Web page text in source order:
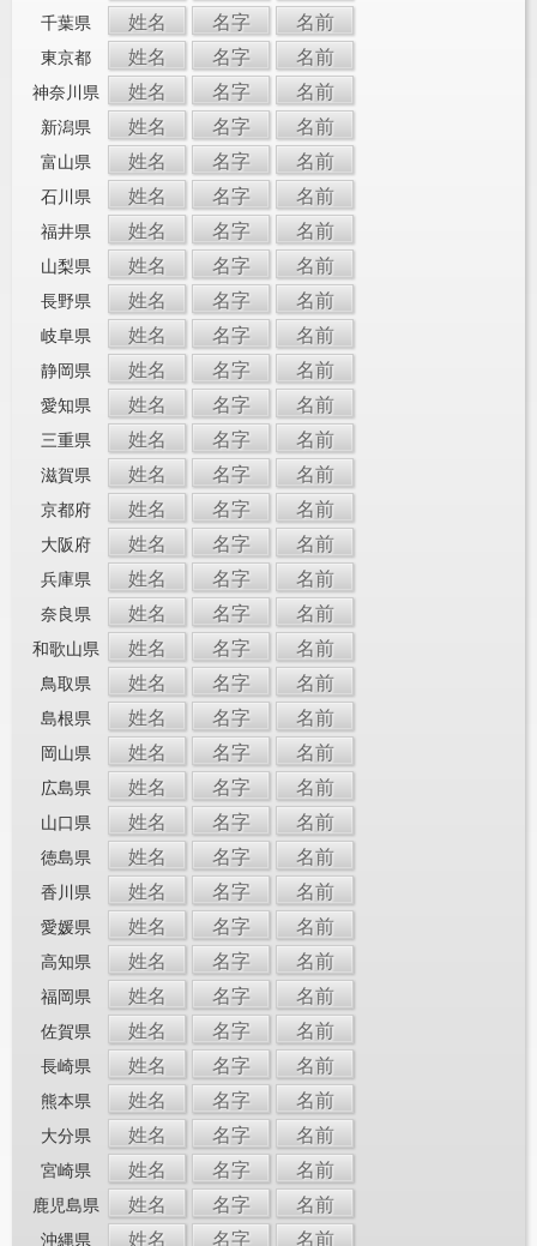
千葉県 姓名 名字 名前
東京都 姓名 名字 名前
神奈川県 姓名 名字 名前
新潟県 姓名 名字 名前
富山県 姓名 名字 名前
石川県 姓名 名字 名前
福井県 姓名 名字 名前
山梨県 姓名 名字 名前
長野県 姓名 名字 名前
岐阜県 姓名 名字 名前
静岡県 姓名 名字 名前
愛知県 姓名 名字 名前
三重県 姓名 名字 名前
滋賀県 姓名 名字 名前
京都府 姓名 名字 名前
大阪府 姓名 名字 名前
兵庫県 姓名 名字 名前
奈良県 姓名 名字 名前
和歌山県 姓名 名字 名前
鳥取県 姓名 名字 名前
島根県 姓名 名字 名前
岡山県 姓名 名字 名前
広島県 姓名 名字 名前
山口県 姓名 名字 名前
徳島県 姓名 名字 名前
香川県 姓名 名字 名前
愛媛県 姓名 名字 名前
高知県 姓名 名字 名前
福岡県 姓名 名字 名前
佐賀県 姓名 名字 名前
長崎県 姓名 名字 名前
熊本県 姓名 名字 名前
大分県 姓名 名字 名前
宮崎県 姓名 名字 名前
鹿児島県 姓名 名字 名前
沖縄県 姓名 名字 名前